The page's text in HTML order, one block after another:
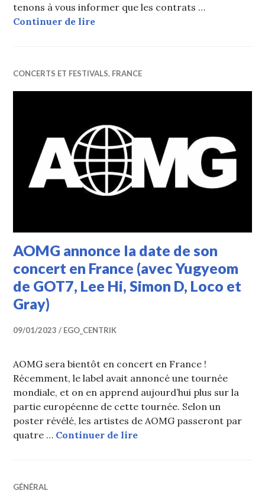
tenons à vous informer que les contrats …
Continuer de lireGray, Lee Hi, Woo Won Jae et
CONCERTS ET FESTIVALS, FRANCE
AOMG annonce la date de son
concert en France (avec Yugyeom
de GOT7, Lee Hi, Simon D, Loco et
Gray)
09/01/2023 EGO_CENTRIK
AOMG sera bientôt en concert en France !
Récemment, le label avait annoncé une tournée
mondiale, et on en apprend aujourd’hui plus sur la
partie européenne de cette tournée. Selon un
poster révélé, les artistes de AOMG passeront par
quatre … Continuer de lireAOMG annonce la date
GÉNÉRAL